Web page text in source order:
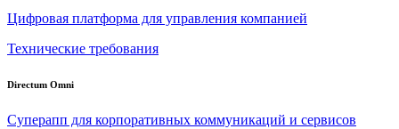
Цифровая платформа для управления компанией
Технические требования
Directum Omni
Суперапп для корпоративных коммуникаций и сервисов